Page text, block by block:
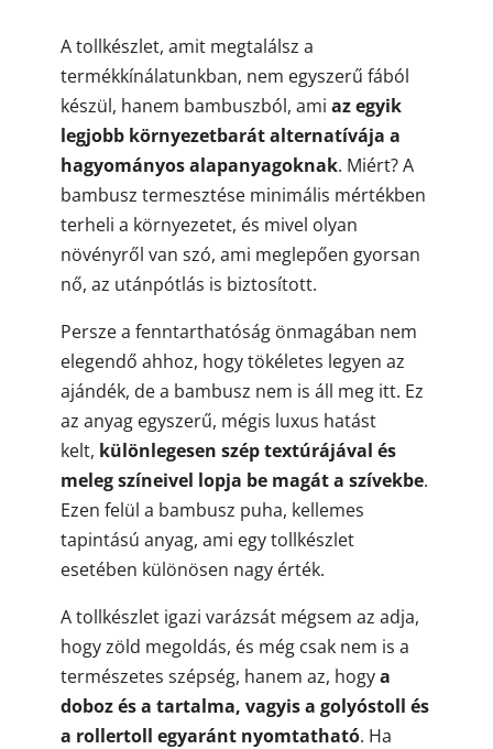
A tollkészlet, amit megtalálsz a
termékkínálatunkban, nem egyszerű fából
készül, hanem bambuszból, ami az egyik
legjobb környezetbarát alternatívája a
hagyományos alapanyagoknak. Miért? A
bambusz termesztése minimális mértékben
terheli a környezetet, és mivel olyan
növényről van szó, ami meglepően gyorsan
nő, az utánpótlás is biztosított.
Persze a fenntarthatóság önmagában nem
elegendő ahhoz, hogy tökéletes legyen az
ajándék, de a bambusz nem is áll meg itt. Ez
az anyag egyszerű, mégis luxus hatást
kelt, különlegesen szép textúrájával és
meleg színeivel lopja be magát a szívekbe.
Ezen felül a bambusz puha, kellemes
tapintású anyag, ami egy tollkészlet
esetében különösen nagy érték.
A tollkészlet igazi varázsát mégsem az adja,
hogy zöld megoldás, és még csak nem is a
természetes szépség, hanem az, hogya
doboz és a tartalma, vagyis a golyóstoll és
a rollertoll egyaránt nyomtatható. Ha